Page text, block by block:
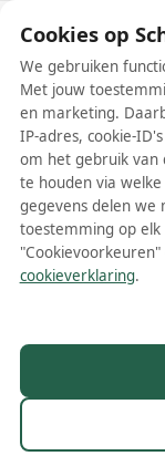
Toni Pons
Meer lezen
50%
Cookies op
We gebruiken
Met jouw
en marketing.
IP-adres, cookie-
om het gebruik van
te houden via
gegevens delen we
toestemming op
cookieverklaring.